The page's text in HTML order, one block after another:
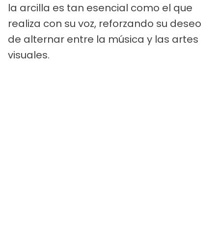
la arcilla es tan esencial como el que
realiza con su voz, reforzando su deseo
de alternar entre la música y las artes
visuales.